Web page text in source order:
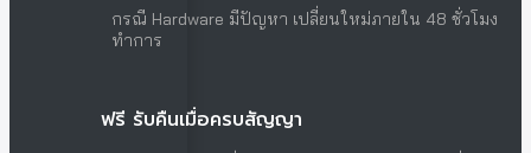
กรณี Hardware มีปัญหา เปลี่ยนใหม่ภายใน 48 ชั่วโมง
ทำการ
ฟรี รับคืนเมื่อครบสัญญา